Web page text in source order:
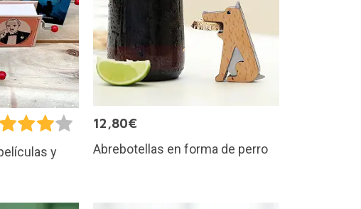
y
12,80€
Abrebotellas en forma de perro